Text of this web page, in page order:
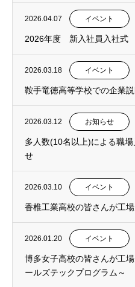
2026.04.07 イベント
2026年度 新入社員入社式
2026.03.18 イベント
鞍手竜徳高等学校での企業
2026.03.12 お知らせ
多人数(10名以上)による職
せ
2026.03.10 イベント
香椎工業高校の皆さんが工
2026.01.20 イベント
博多女子高校の皆さんが工
ールズテックプログラム～